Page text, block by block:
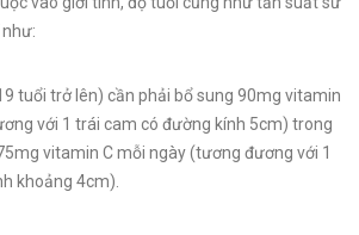
tuổi trở lên) cần phải bổ sung 90mg vitamin
với 1 trái cam có đường kính 5cm) trong
vitamin C mỗi ngày (tương đương với 1
khoảng 4cm).